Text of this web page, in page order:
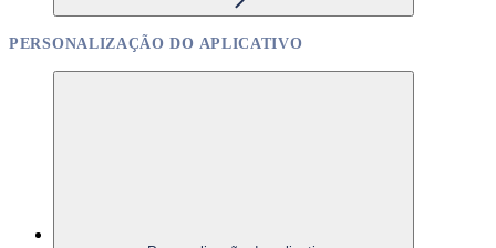
PERSONALIZAÇÃO DO APLICATIVO